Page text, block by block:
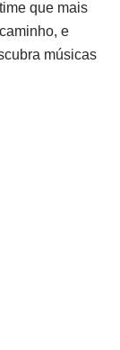
que mais
e
músicas